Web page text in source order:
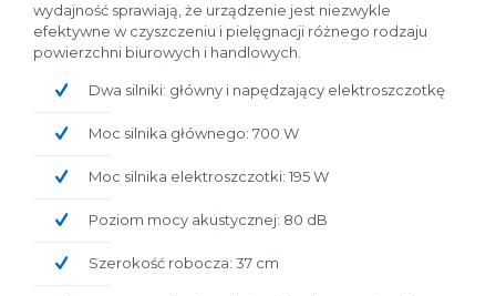
wydajność sprawiają, że urządzenie jest niezwykle
efektywne w czyszczeniu i pielęgnacji różnego rodzaju
powierzchni biurowych i handlowych.
Dwa silniki: główny i napędzający elektroszczotkę
Moc silnika głównego: 700 W
Moc silnika elektroszczotki: 195 W
Poziom mocy akustycznej: 80 dB
Szerokość robocza: 37 cm